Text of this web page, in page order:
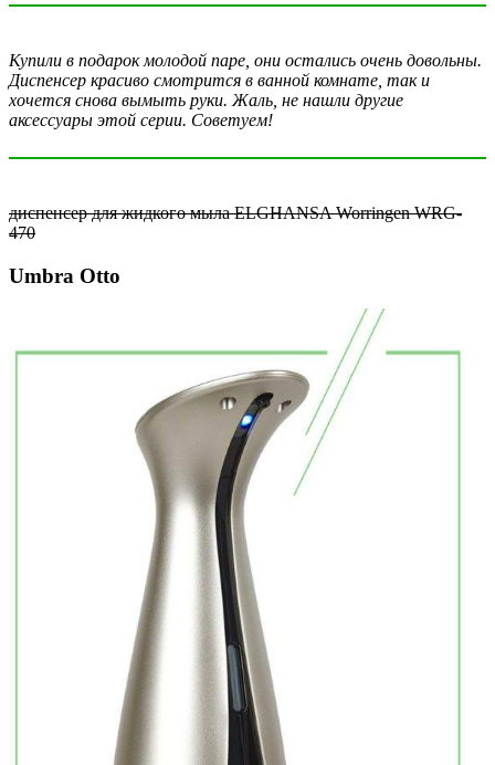
Купили в подарок молодой паре, они остались очень довольны.
Диспенсер красиво смотрится в ванной комнате, так и
хочется снова вымыть руки. Жаль, не нашли другие
аксессуары этой серии. Советуем!
диспенсер для жидкого мыла ELGHANSA Worringen WRG-
470
Umbra Otto